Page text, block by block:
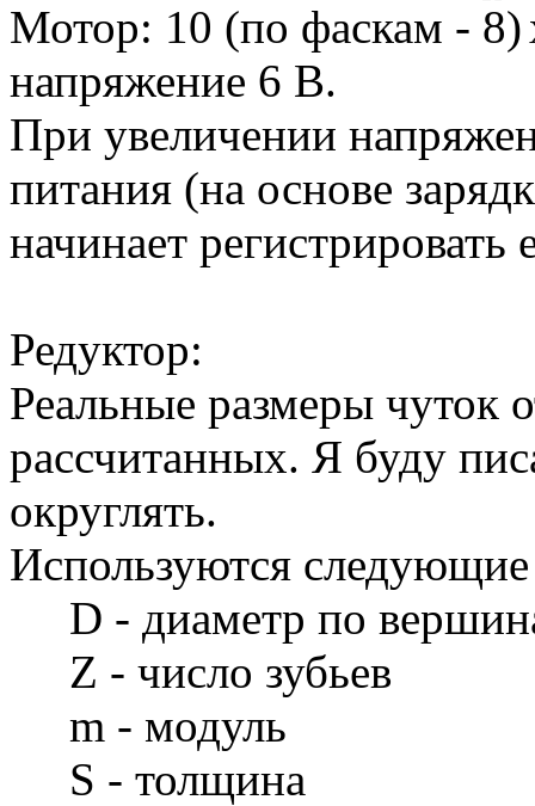
Мотор: 10 (по фаскам -
напряжение 6 В.
При увеличении
питания (на основе
начинает
Редуктор:
Реальные размеры чуток
рассчитанных. Я буду
округлять.
Используются
D - диаметр по
Z - число зубьев
m - модуль
S - толщина